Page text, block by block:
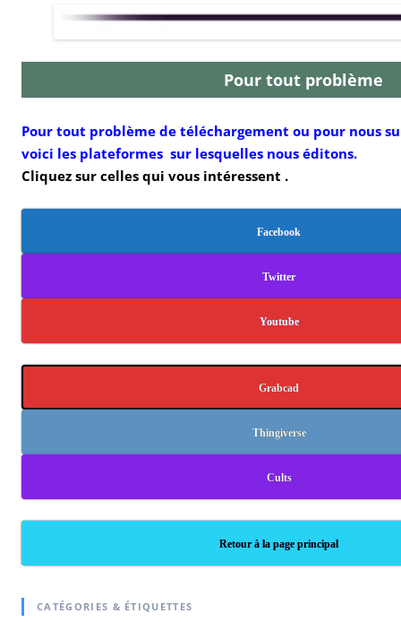
Pour tout problème
Pour tout problème de téléchargement ou pour nous
voici les plateformes sur lesquelles nous éditons.
Cliquez sur celles qui vous intéressent .
Facebook
Twitter
Youtube
Grabcad
Thingiverse
Cults
Retour à la page principal
CATÉGORIES & ÉTIQUETTES